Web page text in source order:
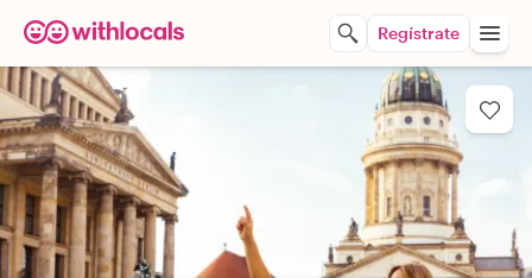
Regístrate